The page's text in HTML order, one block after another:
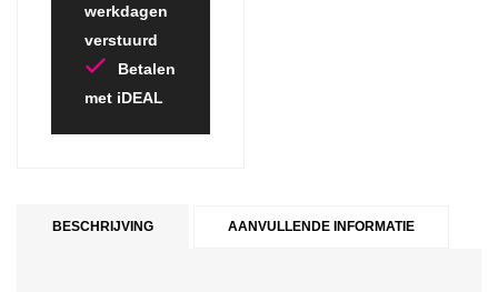
werkdagen
verstuurd
Betalen
met iDEAL
BESCHRIJVING AANVULLENDE INFORMATIE